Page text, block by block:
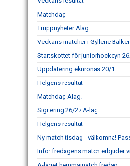
Matchdag
Truppnyheter Alag
Veckans matcher i Gyllene
Startskottet för juniorhockeyn
Uppdatering eknronas 20/1
Helgens resultat
Matchdag Alag!
Signering 26/27 A-lag
Helgens resultat
Ny match tisdag - välkomna!
Inför fredagens match erbjuder